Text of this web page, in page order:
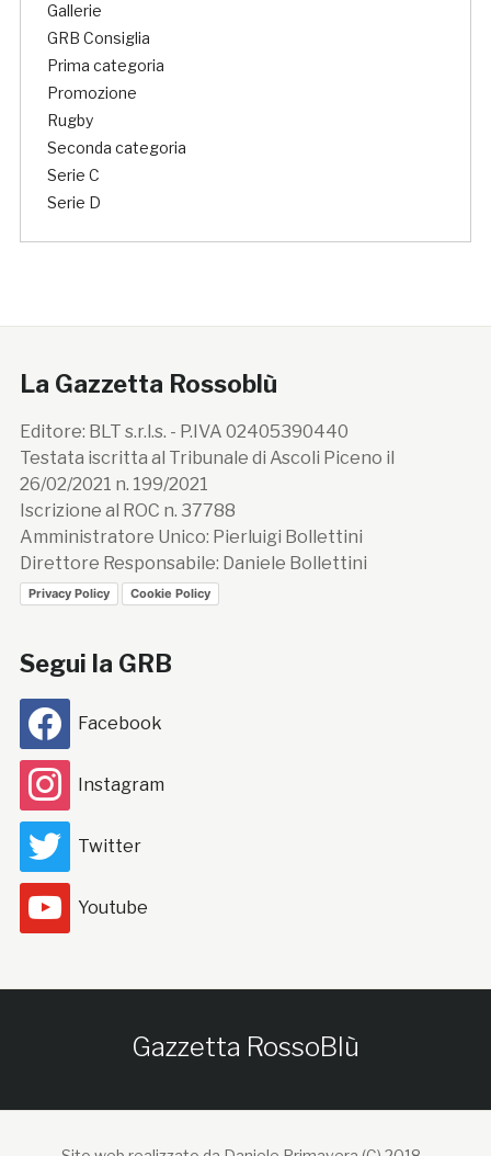
Gallerie
GRB Consiglia
Prima categoria
Promozione
Rugby
Seconda categoria
Serie C
Serie D
La Gazzetta Rossoblù
Editore: BLT s.r.l.s. - P.IVA 02405390440
Testata iscritta al Tribunale di Ascoli Piceno il
26/02/2021 n. 199/2021
Iscrizione al ROC n. 37788
Amministratore Unico: Pierluigi Bollettini
Direttore Responsabile: Daniele Bollettini
Privacy Policy Cookie Policy
Segui la GRB
Facebook
Instagram
Twitter
Youtube
Gazzetta RossoBlù